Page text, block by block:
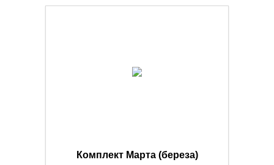
Комплект Марта (береза)